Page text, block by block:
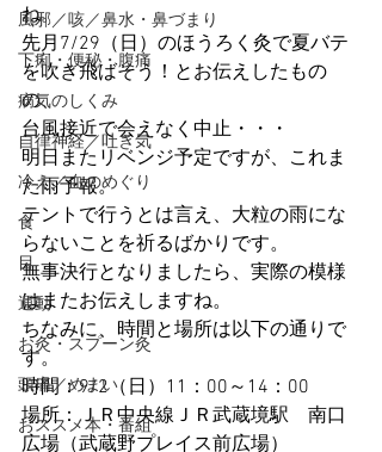
風邪／咳／鼻水・鼻づまり
下痢・便秘・腹痛
病気のしくみ
自律神経／吐き気
冷え／血のめぐり
食
目
運動
お灸・スプーン灸
頭痛／めまい
おススメ本・番組
ね。
先月7/29（日）のほうろく灸で夏バテ
を吹き飛ばそう！とお伝えしたもの
の、
台風接近で会えなく中止・・・
明日またリベンジ予定ですが、これま
た雨予報。
テントで行うとは言え、大粒の雨にな
らないことを祈るばかりです。
無事決行となりましたら、実際の模様
はまたお伝えしますね。
ちなみに、時間と場所は以下の通りで
す。
時間：9/2（日）11：00～14：00
場所：ＪＲ中央線ＪＲ武蔵境駅　南口
広場（武蔵野プレイス前広場）